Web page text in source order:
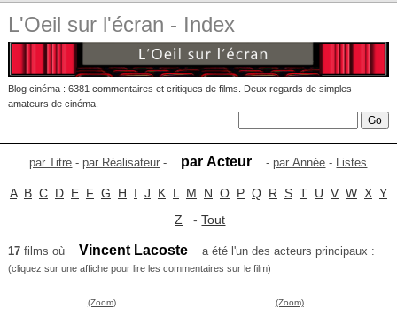
L'Oeil sur l'écran - Index
Blog cinéma : 6381 commentaires et critiques de films. Deux regards de simples
amateurs de cinéma.
par Titre -par Réalisateur - par Acteur -par Année - Listes
A B C D E F G H I J K L M N O P Q R S T U V W X Y
Z -Tout
17films où Vincent Lacoste a été l'un des acteurs principaux :
(cliquez sur une affiche pour lire les commentaires sur le film)
(Zoom) (Zoom)